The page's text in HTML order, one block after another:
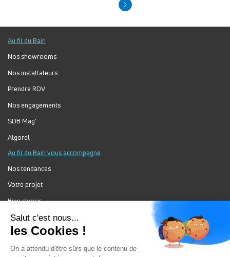
Au fil du Bain
Nos showrooms
Nos installateurs
Prendre RDV
Nos engagements
SDB Mag'
Algorel
Au fil du Bain vous accompagne
Nos tendances
Votre projet
Bien choisir
Forum Au Fil du Bain
Nos produits